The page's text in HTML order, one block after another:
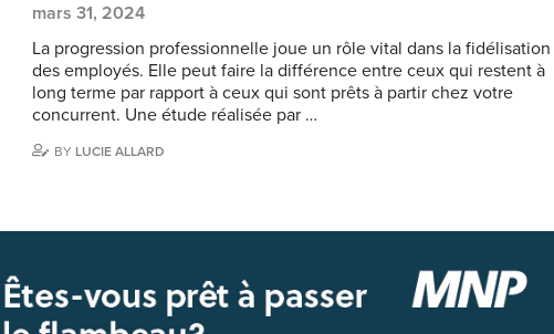
mars 31, 2024
La progression professionnelle joue un rôle vital dans la fidélisation
des employés. Elle peut faire la différence entre ceux qui restent à
long terme par rapport à ceux qui sont prêts à partir chez votre
concurrent. Une étude réalisée par …
BY LUCIE ALLARD